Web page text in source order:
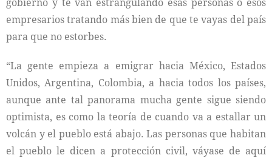
empresarios tratando más bien de que te vayas del país
para que no estorbes.
“La gente empieza a emigrar hacia México, Estados
Unidos, Argentina, Colombia, a hacia todos los países,
aunque ante tal panorama mucha gente sigue siendo
optimista, es como la teoría de cuando va a estallar un
volcán y el pueblo está abajo. Las personas que habitan
el pueblo le dicen a protección civil, váyase de aquí